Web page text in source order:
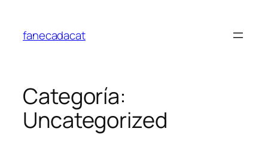
contenido
fanecadacat
Categoría:
Uncategorized